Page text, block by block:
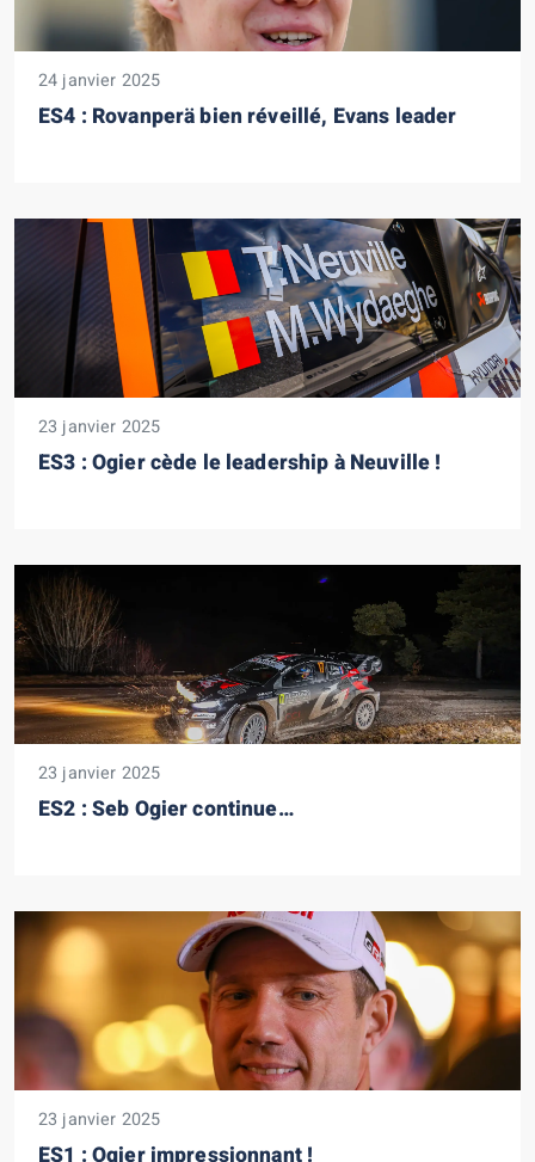
24 janvier 2025
ES4 : Rovanperä bien réveillé, Evans leader
23 janvier 2025
ES3 : Ogier cède le leadership à Neuville !
23 janvier 2025
ES2 : Seb Ogier continue…
23 janvier 2025
ES1 : Ogier impressionnant !